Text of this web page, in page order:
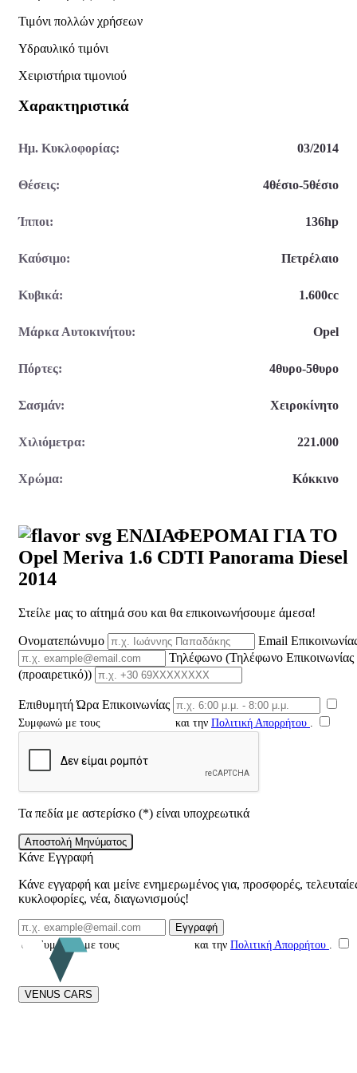
Τιμόνι πολλών χρήσεων
Υδραυλικό τιμόνι
Χειριστήρια τιμονιού
Χαρακτηριστικά
Ημ. Κυκλοφορίας: 03/2014
Θέσεις: 4θέσιο-5θέσιο
Ίπποι: 136hp
Καύσιμο: Πετρέλαιο
Κυβικά: 1.600cc
Μάρκα Αυτοκινήτου: Opel
Πόρτες: 4θυρο-5θυρο
Σασμάν: Χειροκίνητο
Χιλιόμετρα: 221.000
Χρώμα: Κόκκινο
ΕΝΔΙΑΦΕΡΟΜΑΙ ΓΙΑ ΤΟ
Opel Meriva 1.6 CDTI Panorama Diesel
2014
Στείλε μας το αίτημά σου και θα επικοινωνήσουμε άμεσα!
Ονοματεπώνυμο
Email
Τηλέφωνο (Τηλέφωνο Επικοινωνίας
(προαιρετικό))
Επιθυμητή Ώρα Επικοινωνίας
Συμφωνώ με τους και την Πολιτική Απορρήτου
Τα πεδία με αστερίσκο (*) είναι υποχρεωτικά
Αποστολή Μηνύματος
Κάνε Εγγραφή
Κάνε εγγαρφή και μείνε ενημερωμένος για, προσφορές,
κυκλοφορίες, νέα, διαγωνισμούς!
Email Επικοινωνίας
Εγγραφή
Συμφωνώ με τους
και την Πολιτική Απορρήτου
VENUS CARS